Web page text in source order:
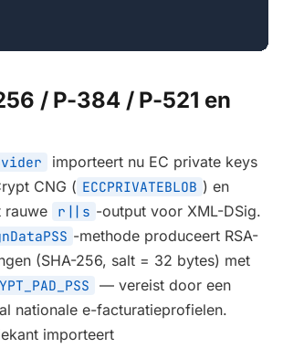
/ P-384 / P-521 en
importeert nu EC private keys
CNG ( ECCPRIVATEBLOB ) en
rauwe
r||s -output voor XML-DSig.
-methode produceert RSA-
(SHA-256, salt = 32 bytes) met
— vereist door een
nationale e-facturatieprofielen.
importeert